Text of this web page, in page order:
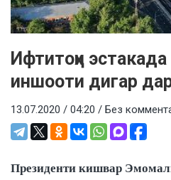
Ифтитоҳи
иншооти дигар
13.07.2020 / 04:20 / Без
Президенти кишвар